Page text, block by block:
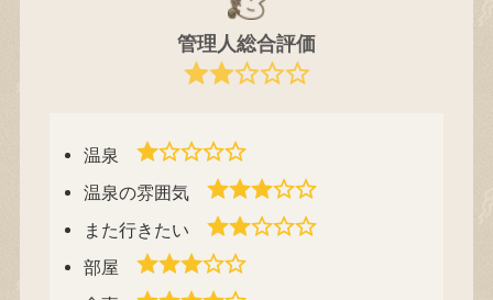
管理人総合評価
温泉
温泉の雰囲気
また行きたい
部屋